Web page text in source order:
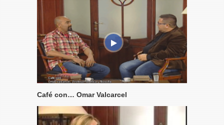
Café con… Omar Valcarcel